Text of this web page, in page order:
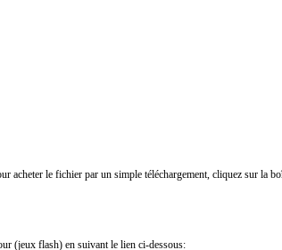
acheter le fichier par un simple téléchargement, cliquez sur la
(jeux flash) en suivant le lien ci-dessous: